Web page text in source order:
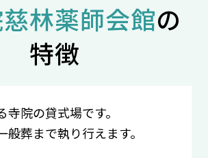
林薬師会館の
特徴
寺院の貸式場です。
般葬まで執り行えます。